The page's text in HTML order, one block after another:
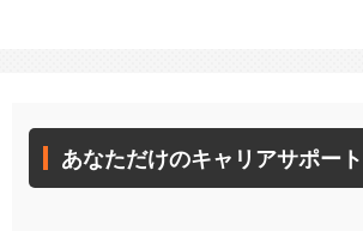
あなただけのキャリアサポート